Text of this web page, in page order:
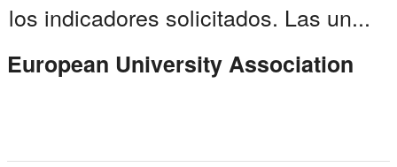
los indicadores solicitados. Las un...
European University Association